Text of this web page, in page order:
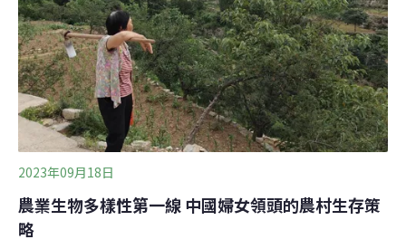
2023年09月18日
農業生物多樣性第一線 中國婦女領頭的農村生存策
略